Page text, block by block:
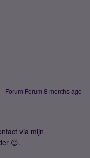
Forum|Forum|8 months ago
via mijn
😊.